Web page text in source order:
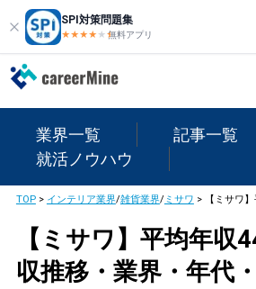
SPI対策問題集
★★★★ ★★
無料アプリ
業界一覧
記事一覧
就活ノウハウ
TOP> インテリア業界/雑貨業界/ミサワ >
【ミサワ】平均年収
収推移・業界・年代